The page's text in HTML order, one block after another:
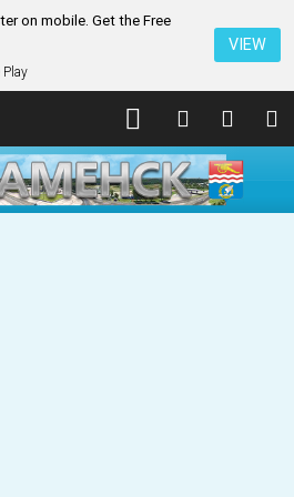
on mobile. Get the Free
Play
VIEW